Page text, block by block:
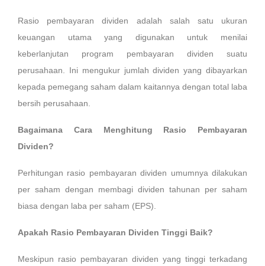
Rasio pembayaran dividen adalah salah satu ukuran
keuangan utama yang digunakan untuk menilai
keberlanjutan program pembayaran dividen suatu
perusahaan. Ini mengukur jumlah dividen yang dibayarkan
kepada pemegang saham dalam kaitannya dengan total laba
bersih perusahaan.
Bagaimana Cara Menghitung Rasio Pembayaran
Dividen?
Perhitungan rasio pembayaran dividen umumnya dilakukan
per saham dengan membagi dividen tahunan per saham
biasa dengan laba per saham (EPS).
Apakah Rasio Pembayaran Dividen Tinggi Baik?
Meskipun rasio pembayaran dividen yang tinggi terkadang